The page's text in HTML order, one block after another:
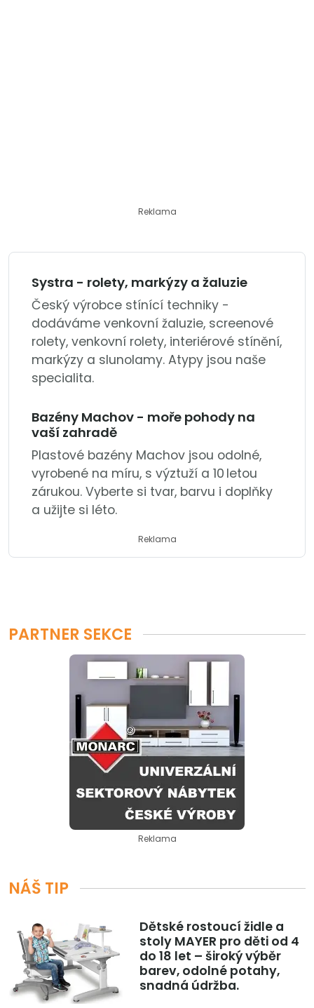
Reklama
Systra - rolety, markýzy a žaluzie
Český výrobce stínící techniky -
dodáváme venkovní žaluzie, screenové
rolety, venkovní rolety, interiérové stínění,
markýzy a slunolamy. Atypy jsou naše
specialita.
Bazény Machov - moře pohody na
vaší zahradě
Plastové bazény Machov jsou odolné,
vyrobené na míru, s výztuží a 10 letou
zárukou. Vyberte si tvar, barvu i doplňky
a užijte si léto.
Reklama
PARTNER SEKCE
Reklama
NÁŠ TIP
Dětské rostoucí židle a
stoly MAYER pro děti od 4
do 18 let – široký výběr
barev, odolné potahy,
snadná údržba.